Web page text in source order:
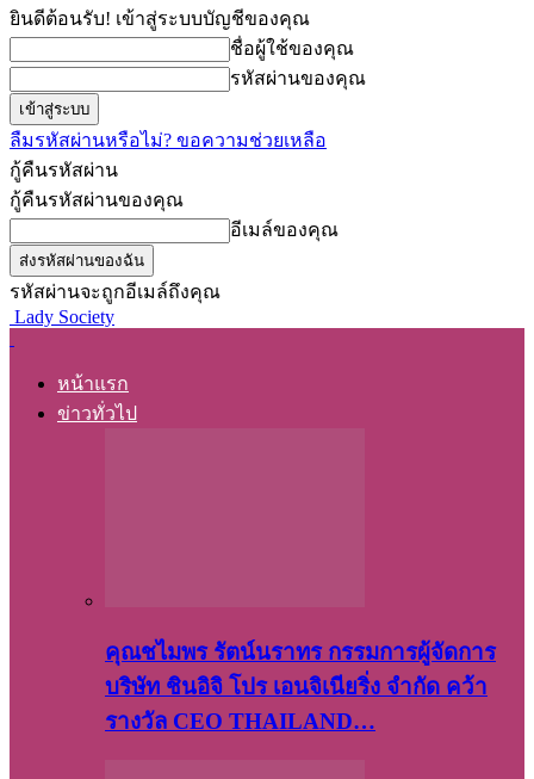
ยินดีต้อนรับ! เข้าสู่ระบบบัญชีของคุณ
ชื่อผู้ใช้ของคุณ
รหัสผ่านของคุณ
ลืมรหัสผ่านหรือไม่? ขอความช่วยเหลือ
กู้คืนรหัสผ่าน
กู้คืนรหัสผ่านของคุณ
อีเมล์ของคุณ
รหัสผ่านจะถูกอีเมล์ถึงคุณ
Lady Society
หน้าแรก
ข่าวทั่วไป
คุณชไมพร​ รัตน์​นรา​ทร​ กรรมการ​ผู้จัดการ
บริษัท​ ชินอิจิ​ โปร​ เอน​จิเนีย​ริ่ง​ จำกัด คว้า
รางวัล CEO THAILAND…